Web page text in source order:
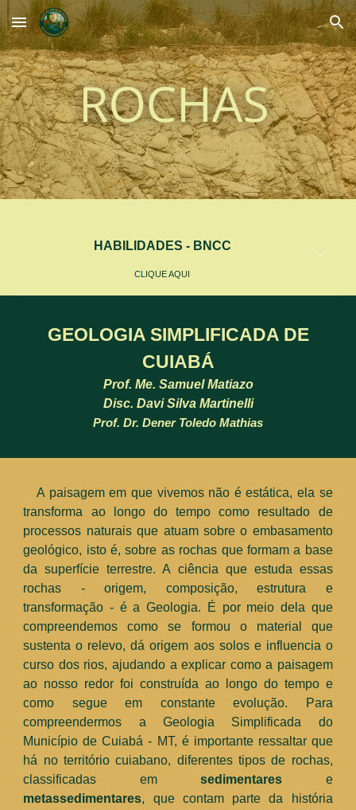
Skip to main content Skip to navigation
HABILIDADES - BNCC
CLIQUE AQUI
GEOLOGIA SIMPLIFICADA DE
CUIABÁ
Prof. Me. Samuel Matiazo
Disc. Davi Silva Martinelli
Prof. Dr. Dener Toledo Mathias
A paisagem em que vivemos não é estática, ela se
transforma ao longo do tempo como resultado de
processos naturais que atuam sobre o embasamento
geológico, isto é, sobre as rochas que formam a base
da superfície terrestre. A ciência que estuda essas
rochas - origem, composição, estrutura e
transformação - é a Geologia. É por meio dela que
compreendemos como se formou o material que
sustenta o relevo, dá origem aos solos e influencia o
curso dos rios, ajudando a explicar como a paisagem
ao nosso redor foi construída ao longo do tempo e
como segue em constante evolução.
Para
compreendermos a Geologia Simplificada do
Município de Cuiabá - MT, é importante ressaltarque
há no território cuiabano, diferentes tipos de rochas,
classificadas em
sedimentares e
metassedimentares, que contam parte da história